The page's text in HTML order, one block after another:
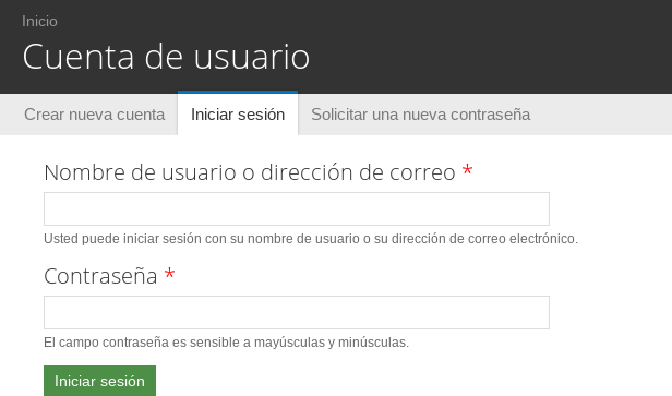
Usted está aquí
Inicio
Cuenta de usuario
Solapas principales
Crear nueva cuenta Iniciar sesión (solapa activa)
Solicitar una nueva contraseña
Nombre de usuario o dirección de correo *
Usted puede iniciar sesión con su nombre de usuario o su dirección de correo electrónico.
Contraseña *
El campo contraseña es sensible a mayúsculas y minúsculas.